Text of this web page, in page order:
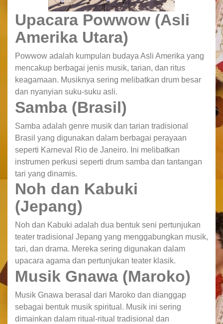
Upacara Powwow (Asli
Amerika Utara)
Powwow adalah kumpulan budaya Asli Amerika yang
mencakup berbagai jenis musik, tarian, dan ritus
keagamaan. Musiknya sering melibatkan drum besar
dan nyanyian suku-suku asli.
Samba (Brasil)
Samba adalah genre musik dan tarian tradisional
Brasil yang digunakan dalam berbagai perayaan
seperti Karneval Rio de Janeiro. Ini melibatkan
instrumen perkusi seperti drum samba dan tantangan
tari yang dinamis.
Noh dan Kabuki
(Jepang)
Noh dan Kabuki adalah dua bentuk seni pertunjukan
teater tradisional Jepang yang menggabungkan musik,
tari, dan drama. Mereka sering digunakan dalam
upacara agama dan pertunjukan teater klasik.
Musik Gnawa (Maroko)
Musik Gnawa berasal dari Maroko dan dianggap
sebagai bentuk musik spiritual. Musik ini sering
dimainkan dalam ritual-ritual tradisional dan